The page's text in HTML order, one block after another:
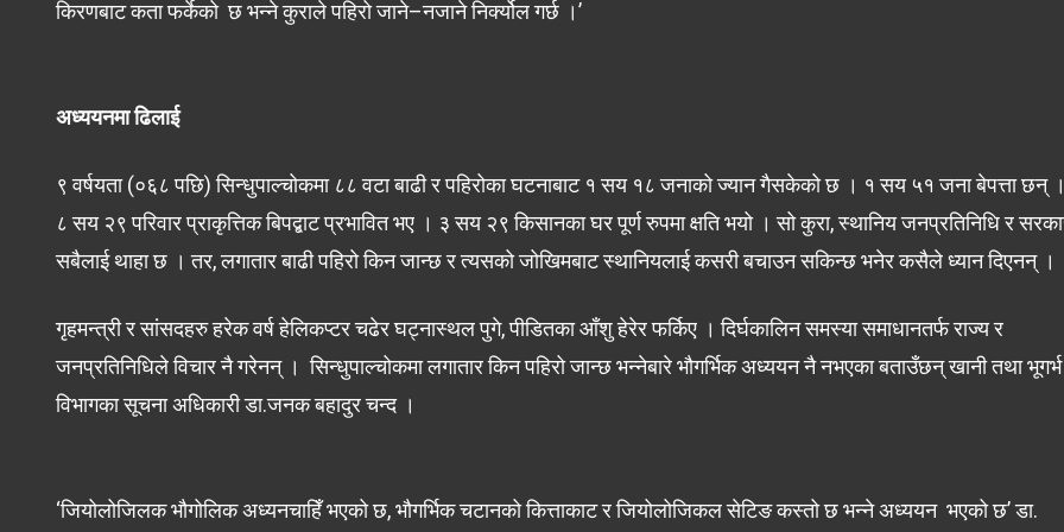
किरणबाट कता फर्केको छ भन्ने कुराले पहिरो जाने–नजाने निर्क्योल गर्छ ।’
अध्ययनमा ढिलाई
९ वर्षयता (०६८ पछि) सिन्धुपाल्चोकमा ८८ वटा बाढी र पहिरोका घटनाबाट १ सय १८ जनाको ज्यान गैसकेको छ । १ सय ५१ जना बेपत्ता छन्
८ सय २९ परिवार प्राकृत्तिक बिपद्बाट प्रभावित भए । ३ सय २९ किसानका घर पूर्ण रुपमा क्षति भयो । सो कुरा, स्थानिय जनप्रतिनिधि र
सबैलाई थाहा छ । तर, लगातार बाढी पहिरो किन जान्छ र त्यसको जोखिमबाट स्थानियलाई कसरी बचाउन सकिन्छ भनेर कसैले ध्यान दिएनन् ।
गृहमन्त्री र सांसदहरु हरेक वर्ष हेलिकप्टर चढेर घट्नास्थल पुगे, पीडितका आँशु हेरेर फर्किए । दिर्घकालिन समस्या समाधानतर्फ राज्य र
जनप्रतिनिधिले विचार नै गरेनन् । सिन्धुपाल्चोकमा लगातार किन पहिरो जान्छ भन्नेबारे भौगर्भिक अध्ययन नै नभएका बताउँछन् खानी तथा भूगर्भ
विभागका सूचना अधिकारी डा.जनक बहादुर चन्द ।
‘जियोलोजिलक भौगोलिक अध्यनचाहिँ भएको छ, भौगर्भिक चटानको कित्ताकाट र जियोलोजिकल सेटिङ कस्तो छ भन्ने अध्ययन भएको छ’ डा.